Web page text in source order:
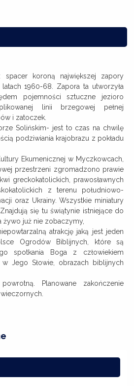
spacer koroną największej zapory
1960-68. Zapora ta utworzyła
pojemności sztuczne jezioro
linii brzegowej pełnej
i zatoczek.
Solińskim- jest to czas na chwilę
podziwiania krajobrazu z pokładu
Ekumenicznej w Myczkowcach,
przestrzeni zgromadzono prawie
greckokatolickich, prawosławnych
z terenu południowo-
oraz Ukrainy. Wszystkie miniatury
się tu świątynie istniejące do
żywo już nie zobaczymy,
atrakcję jaką jest jeden
Ogrodów Biblijnych, które są
spotkania Boga z człowiekiem
Jego Słowie, obrazach biblijnych
Planowane zakończenie